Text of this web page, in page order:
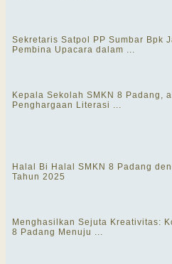
Sekretaris Satpol PP Sumbar Bpk
Pembina Upacara dalam ...
Kepala Sekolah SMKN 8 Padang,
Penghargaan Literasi ...
Halal Bi Halal SMKN 8 Padang
Tahun 2025
Menghasilkan Sejuta Kreativitas:
8 Padang Menuju ...